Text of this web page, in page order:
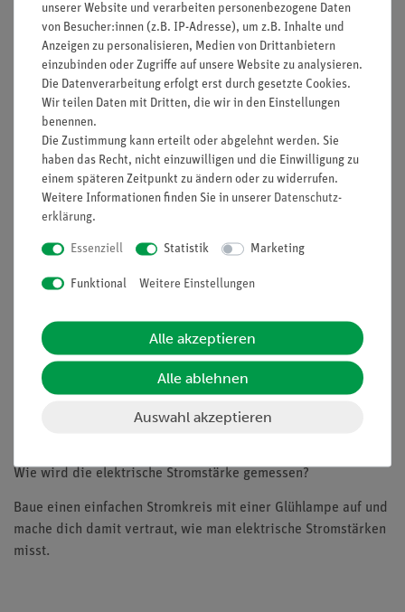
Zur Einführung in die Messung der Stromstärke wird ein
einfacher Stromkreis untersucht. Es wird vorausgesetzt, dass
die Schüler den Begriff Stromstärke und deren Einheit kennen.
Wenn sie wissen, dass die elektrische Stromstärke ein Maß
für die Anzahl der frei beweglichen Elektronen ist, die je
Zeiteinheit einen Leiterquerschnitt passieren, dann werden
sie leicht erkennen, dass ein Strommesser in den Stromkreis
geschaltet werden muss.
Vorteile
Keine zusätzlichen Kabelverbindungen zwischen den
Bausteinen nötig - übersichtlicherer und schnellerer
Kontaktsicherheit durch puzzelartig verzahnbare
Hartvergoldete, korrosionsbeständige Kontakte
Doppelter Lernerfolg: Elektrischer Schaltplan auf der
Wie wird die elektrische Stromstärke gemessen?
Baue einen einfachen Stromkreis mit einer Glühlampe auf und
mache dich damit vertraut, wie man elektrische Stromstärken
misst.
unserer Website und verarbeiten personenbezogene Daten
von Besucher:innen (z.B. IP-Adresse), um z.B. Inhalte und
Anzeigen zu personalisieren, Medien von Drittanbietern
einzubinden oder Zugriffe auf unsere Website zu analysieren.
Die Datenverarbeitung erfolgt erst durch gesetzte Cookies.
Wir teilen Daten mit Dritten, die wir in den Einstellungen
benennen.
Die Zustimmung kann erteilt oder abgelehnt werden. Sie
haben das Recht, nicht einzuwilligen und die Einwilligung zu
einem späteren Zeitpunkt zu ändern oder zu widerrufen.
Weitere Informationen finden Sie in unserer Daten­schutz­
erklärung.
Essenziell Statistik Marketing
Funktional Weitere Einstellungen
Alle akzeptieren
Alle ablehnen
Auswahl akzeptieren